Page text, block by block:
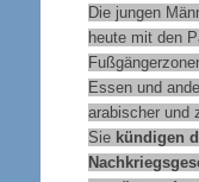
Die jungen
heute mit den
Essen und
arabischer und
Sie kündigen